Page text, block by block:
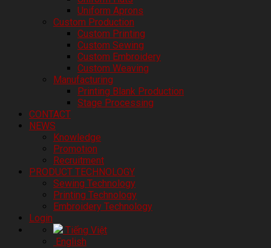
Uniform Aprons
Custom Production
Custom Printing
Custom Sewing
Custom Embroidery
Custom Weaving
Manufacturing
Printing Blank Production
Stage Processing
CONTACT
NEWS
Knowledge
Promotion
Recruitment
PRODUCT TECHNOLOGY
Sewing Technology
Printing Technology
Embroidery Technology
Login
Tiếng Việt
English